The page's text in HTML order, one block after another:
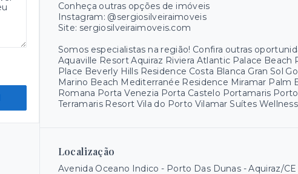
Conheça outras opções de imóveis
Instagram: @sergiosilveiraimoveis
Site: sergiosilveiraimoveis.com
Somos especialistas na região! Confira outras
Aquaville Resort Aquiraz Riviera Atlantic Palace
Place Beverly Hills Residence Costa Blanca Gran Sol
Marino Beach Mediterranée Residence Miramar Palm
Romana Porta Venezia Porta Castelo Portamaris
Terramaris Resort Vila do Porto Vilamar Suítes
Localização
Avenida Oceano Indico - Porto Das Dunas - Aquiraz/CE